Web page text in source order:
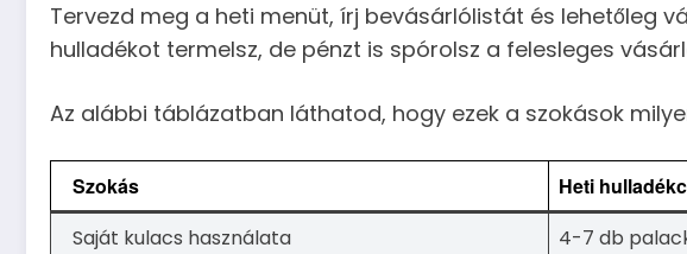
Tervezd meg a heti menüt, írj bevásárlólistát és lehetőleg
hulladékot termelsz, de pénzt is spórolsz a felesleges
Az alábbi táblázatban láthatod, hogy ezek a szokások
Szokás Heti
Saját kulacs használata
4-7 db